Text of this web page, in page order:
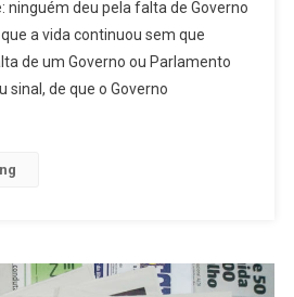
Normalidade
ninguém deu pela falta de Governo
a vida continuou sem que
de um Governo ou Parlamento
sinal, de que o Governo